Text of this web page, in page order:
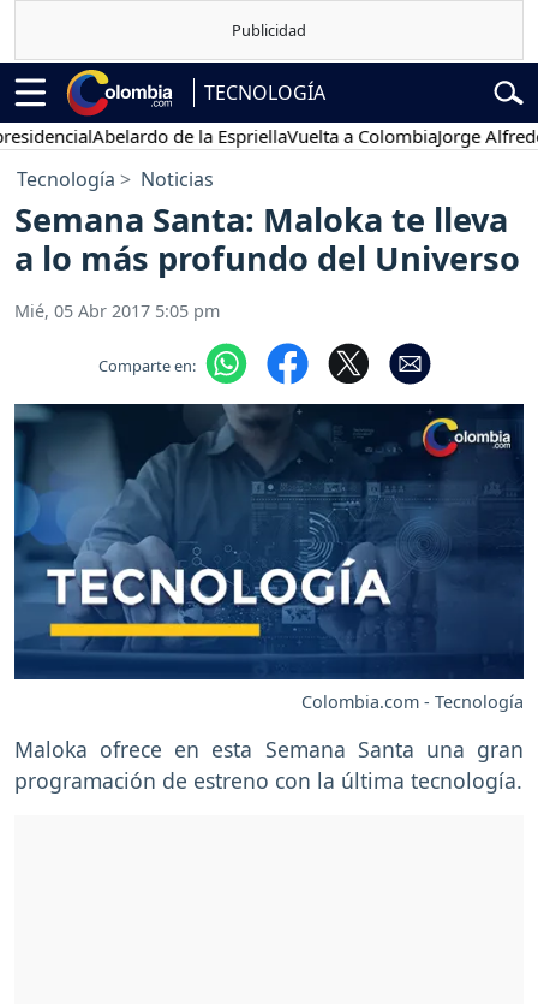
TECNOLOGÍA
Abelardo de la EspriellaVuelta a ColombiaJorge Alfredo
Tecnología Noticias
Semana Santa: Maloka te lleva
a lo más profundo del Universo
Mié, 05 Abr 2017 5:05 pm
Comparte en:
Colombia.com - Tecnología
Maloka ofrece en esta Semana Santa una gran
programación de estreno con la última tecnología.